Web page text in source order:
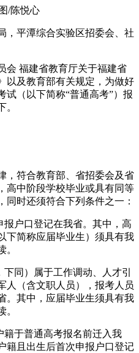
/陈悦心
，平潭综合实验区招委会、社
会 福建省教育厅关于福建省
以及教育部有关规定，为做好
试（以下简称“普通高考”）报
。
，符合教育部、省招委会及省
高中阶段学校毕业或具有同等
时还须符合下列条件之一：
报户口登记在我省。其中，高
下简称应届毕业生）须具有我
。
同）属于工作调动、人才引
人（含文职人员），报考人员
。其中，应届毕业生须具有我
。
籍于普通高考报名前迁入我
籍且出生后首次申报户口登记